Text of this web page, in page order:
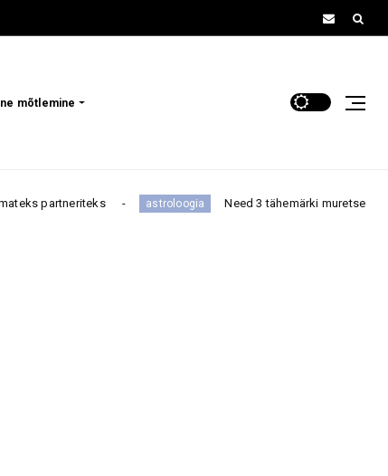
mõtlemine
astroloogia Need 3 tähemärki muretsevad vananemise pärast